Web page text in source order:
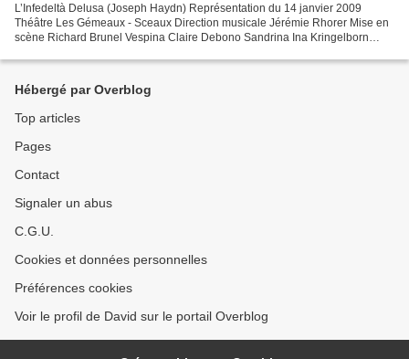
L’Infedeltà Delusa (Joseph Haydn) Représentation du 14 janvier 2009
Théâtre Les Gémeaux - Sceaux Direction musicale Jérémie Rhorer Mise en
scène Richard Brunel Vespina Claire Debono Sandrina Ina Kringelborn
Hébergé par Overblog
Top articles
Pages
Contact
Signaler un abus
C.G.U.
Cookies et données personnelles
Préférences cookies
Voir le profil de David sur le portail Overblog